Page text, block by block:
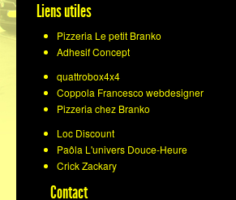
Liens utiles
Pizzeria Le petit Branko
Adhesif Concept
quattrobox4x4
Coppola Francesco webdesigner
Pizzeria chez Branko
Loc Discount
Paôla L'univers Douce-Heure
Crick Zackary
Contact